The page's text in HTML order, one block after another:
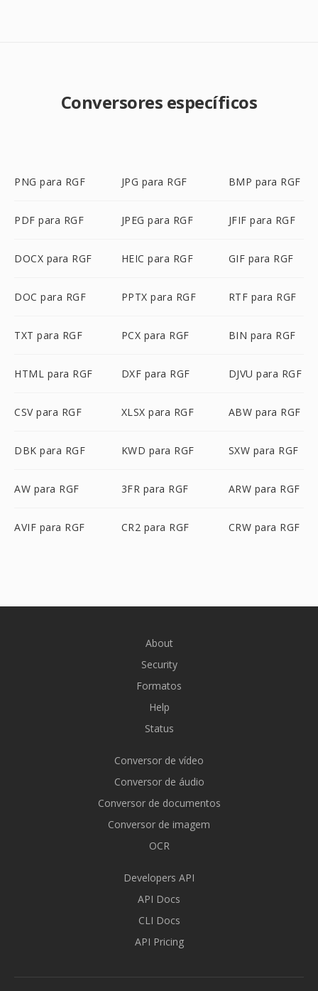
Conversores específicos
PNG para RGF JPG para RGF BMP para RGF
PDF para RGF JPEG para RGF JFIF para RGF
DOCX para RGF HEIC para RGF GIF para RGF
DOC para RGF PPTX para RGF RTF para RGF
TXT para RGF PCX para RGF BIN para RGF
HTML para RGF DXF para RGF DJVU para RGF
CSV para RGF XLSX para RGF ABW para RGF
DBK para RGF KWD para RGF SXW para RGF
AW para RGF 3FR para RGF ARW para RGF
AVIF para RGF CR2 para RGF CRW para RGF
About
Security
Formatos
Help
Status
Conversor de vídeo
Conversor de áudio
Conversor de documentos
Conversor de imagem
OCR
Developers API
API Docs
CLI Docs
API Pricing